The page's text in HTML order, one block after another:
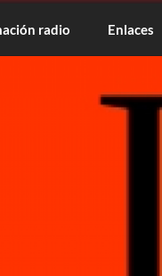
radio Enlaces